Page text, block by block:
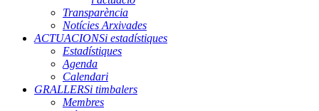
Transparència
Notícies Arxivades
ACTUACIONSi estadístiques
Estadístiques
Agenda
Calendari
GRALLERSi timbalers
Membres